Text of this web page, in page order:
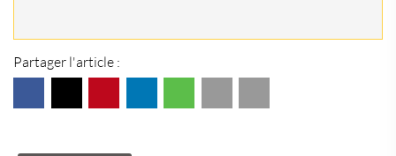
Partager l'article :